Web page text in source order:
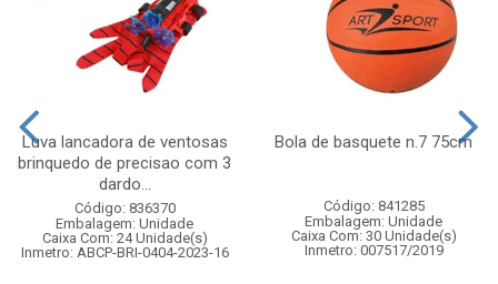
Luva lancadora de ventosas
brinquedo de precisao com 3
dardo...
Código: 836370
Embalagem: Unidade
Caixa Com: 24 Unidade(s)
Inmetro: ABCP-BRI-0404-2023-16
Bola de basquete n.7 75cm
Código: 841285
Embalagem: Unidade
Caixa Com: 30 Unidade(s)
Inmetro: 007517/2019